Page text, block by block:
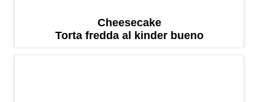
Cheesecake
Torta fredda al kinder bueno